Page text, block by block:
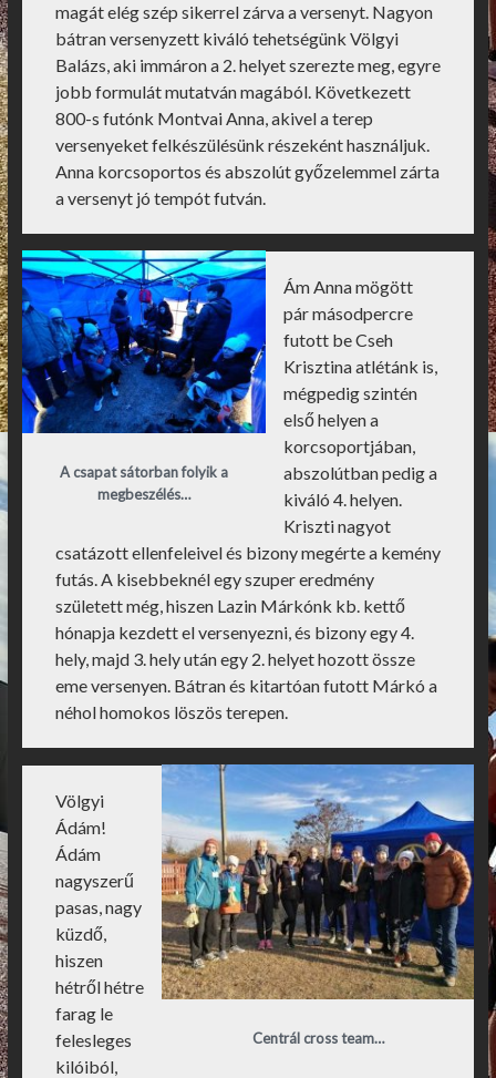
magát elég szép sikerrel zárva a versenyt. Nagyon
bátran versenyzett kiváló tehetségünk Völgyi
Balázs, aki immáron a 2. helyet szerezte meg, egyre
jobb formulát mutatván magából. Következett
800-s futónk Montvai Anna, akivel a terep
versenyeket felkészülésünk részeként használjuk.
Anna korcsoportos és abszolút győzelemmel zárta
a versenyt jó tempót futván.
A csapat sátorban folyik a
megbeszélés…
Ám Anna mögött
pár másodpercre
futott be Cseh
Krisztina atlétánk is,
mégpedig szintén
első helyen a
korcsoportjában,
abszolútban pedig a
kiváló 4. helyen.
Kriszti nagyot
csatázott ellenfeleivel és bizony megérte a kemény
futás. A kisebbeknél egy szuper eredmény
született még, hiszen Lazin Márkónk kb. kettő
hónapja kezdett el versenyezni, és bizony egy 4.
hely, majd 3. hely után egy 2. helyet hozott össze
eme versenyen. Bátran és kitartóan futott Márkó a
néhol homokos löszös terepen.
Centrál cross team…
Völgyi
Ádám!
Ádám
nagyszerű
pasas, nagy
küzdő,
hiszen
hétről hétre
farag le
felesleges
kilóiból,